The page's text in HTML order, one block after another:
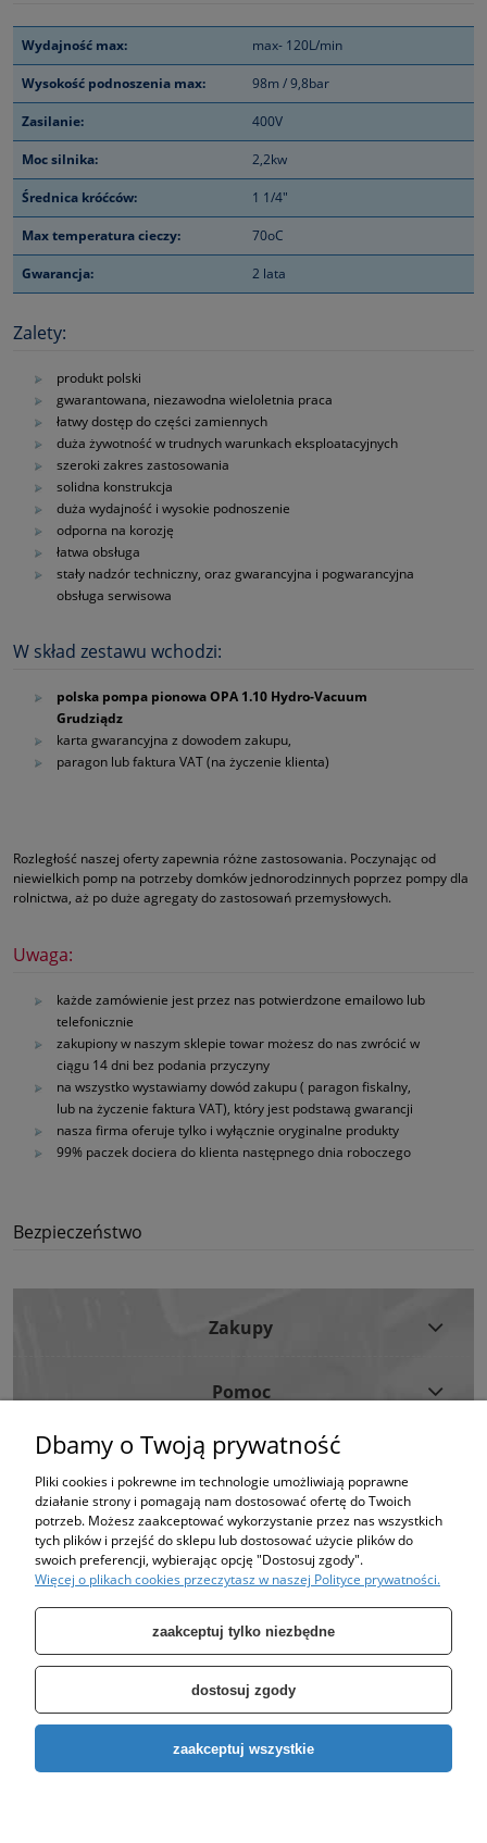
Wydajność max: max- 120L/min
Wysokość podnoszenia max: 98m / 9,8bar
Zasilanie: 400V
Moc silnika: 2,2kw
Średnica króćców: 1 1/4"
Max temperatura cieczy: 70oC
Gwarancja: 2 lata
Zalety:
produkt polski
gwarantowana, niezawodna wieloletnia praca
łatwy dostęp do części zamiennych
duża żywotność w trudnych warunkach eksploatacyjnych
szeroki zakres zastosowania
solidna konstrukcja
duża wydajność i wysokie podnoszenie
odporna na korozję
łatwa obsługa
stały nadzór techniczny, oraz gwarancyjna i pogwarancyjna
obsługa serwisowa
W skład zestawu wchodzi:
polska pompa pionowa OPA 1.10 Hydro-Vacuum
Grudziądz
karta gwarancyjna z dowodem zakupu,
paragon lub faktura VAT (na życzenie klienta)
Rozległość naszej oferty zapewnia różne zastosowania. Poczynając od
niewielkich pomp na potrzeby domków jednorodzinnych poprzez pompy dla
rolnictwa, aż po duże agregaty do zastosowań przemysłowych.
Uwaga:
każde zamówienie jest przez nas potwierdzone emailowo lub
telefonicznie
zakupiony w naszym sklepie towar możesz do nas zwrócić w
ciągu 14 dni bez podania przyczyny
na wszystko wystawiamy dowód zakupu ( paragon fiskalny,
lub na życzenie faktura VAT), który jest podstawą gwarancji
nasza firma oferuje tylko i wyłącznie oryginalne produkty
99% paczek dociera do klienta następnego dnia roboczego
Bezpieczeństwo
Zakupy
Pomoc
Moje Konto
Informacje
Strona korzysta z plików cookies w celu realizacji usług i zgodnie z Polityką
Plików Cookies.
Możesz określić warunki przechowywania lub dostępu do plików cookies w
Twojej przeglądarce. (polityka prywatności)
Specjalizujemy się w sprzedaży pomp oraz zbiorników takich jak: zbiornik
Dbamy o Twoją prywatność
Pliki cookies i pokrewne im technologie umożliwiają poprawne
działanie strony i pomagają nam dostosować ofertę do Twoich
potrzeb. Możesz zaakceptować wykorzystanie przez nas wszystkich
tych plików i przejść do sklepu lub dostosować użycie plików do
swoich preferencji, wybierając opcję "Dostosuj zgody".
Więcej o plikach cookies przeczytasz w naszej Polityce prywatności.
zaakceptuj tylko niezbędne
dostosuj zgody
zaakceptuj wszystkie